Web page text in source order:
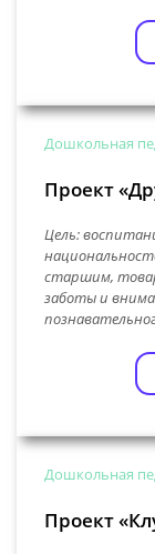
Дошкольная
Проект
Цель:
старшим,
заботы и
Дошкольная
Проект